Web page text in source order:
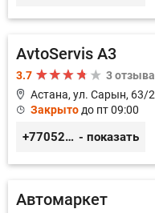
AvtoServis A3
3.7
3 отзыва
Астана, ул. Сарын, 63/2
Закрыто до пт 09:00
+77052327760 - показать
Автомаркет